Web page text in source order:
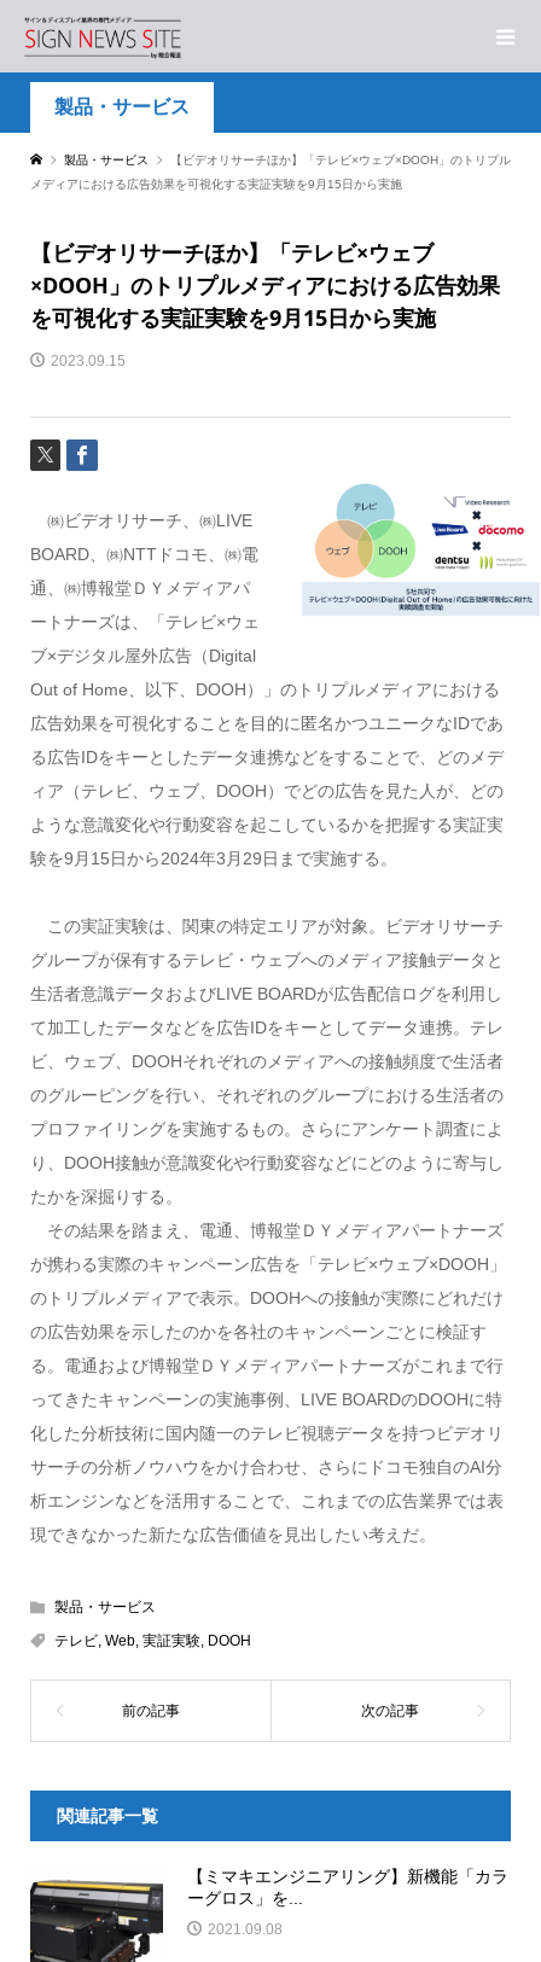
製品・サービス
製品・サービス
【ビデオリサーチほか】「テレビ×ウェブ×DOOH」のトリプル
メディアにおける広告効果を可視化する実証実験を9月15日から実施
【ビデオリサーチほか】「テレビ×ウェブ
×DOOH」のトリプルメディアにおける広告効果
を可視化する実証実験を9月15日から実施
2023.09.15
㈱ビデオリサーチ、㈱LIVE
BOARD、㈱NTTドコモ、㈱電
通、㈱博報堂ＤＹメディアパ
ートナーズは、「テレビ×ウェ
ブ×デジタル屋外広告（Digital
Out of Home、以下、DOOH）」のトリプルメディアにおける
広告効果を可視化することを目的に匿名かつユニークなIDであ
る広告IDをキーとしたデータ連携などをすることで、どのメデ
ィア（テレビ、ウェブ、DOOH）でどの広告を見た人が、どの
ような意識変化や行動変容を起こしているかを把握する実証実
験を9月15日から2024年3月29日まで実施する。
この実証実験は、関東の特定エリアが対象。ビデオリサーチ
グループが保有するテレビ・ウェブへのメディア接触データと
生活者意識データおよびLIVE BOARDが広告配信ログを利用し
て加工したデータなどを広告IDをキーとしてデータ連携。テレ
ビ、ウェブ、DOOHそれぞれのメディアへの接触頻度で生活者
のグルーピングを行い、それぞれのグループにおける生活者の
プロファイリングを実施するもの。さらにアンケート調査によ
り、DOOH接触が意識変化や行動変容などにどのように寄与し
たかを深掘りする。
その結果を踏まえ、電通、博報堂ＤＹメディアパートナーズ
が携わる実際のキャンペーン広告を「テレビ×ウェブ×DOOH」
のトリプルメディアで表示。DOOHへの接触が実際にどれだけ
の広告効果を示したのかを各社のキャンペーンごとに検証す
る。電通および博報堂ＤＹメディアパートナーズがこれまで行
ってきたキャンペーンの実施事例、LIVE BOARDのDOOHに特
化した分析技術に国内随一のテレビ視聴データを持つビデオリ
サーチの分析ノウハウをかけ合わせ、さらにドコモ独自のAI分
析エンジンなどを活用することで、これまでの広告業界では表
現できなかった新たな広告価値を見出したい考えだ。
製品・サービス
テレビ, Web, 実証実験, DOOH
関連記事一覧
【ミマキエンジニアリング】新機能「カラ
ーグロス」を...
2021.09.08